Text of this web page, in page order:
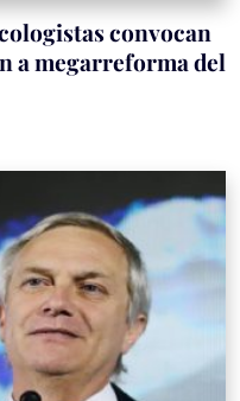
convocan
a megarreforma del